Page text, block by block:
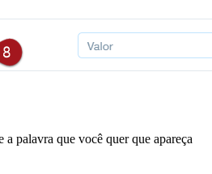
palavra que você quer que apareça